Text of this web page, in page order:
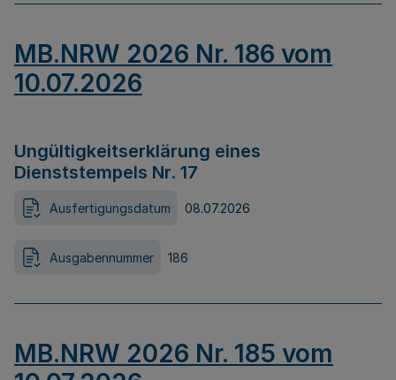
MB.NRW 2026 Nr. 186 vom
10.07.2026
Ungültigkeitserklärung eines
Dienststempels Nr. 17
Ausfertigungsdatum 08.07.2026
Ausgabennummer 186
MB.NRW 2026 Nr. 185 vom